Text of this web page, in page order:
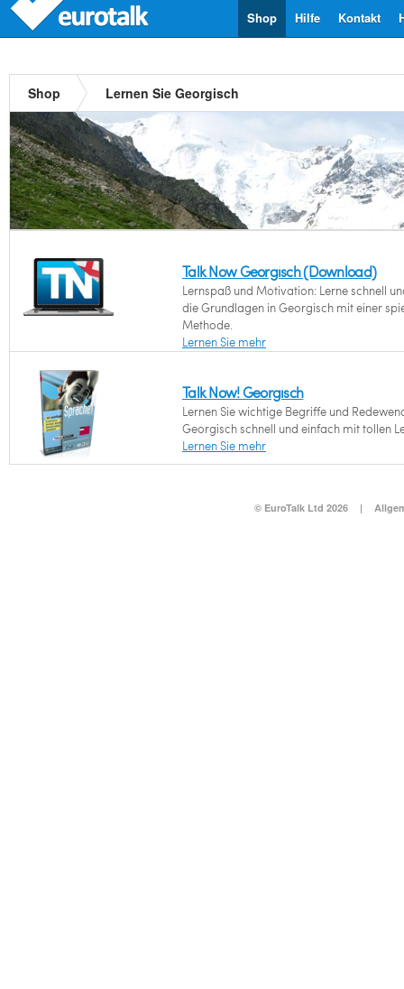
Kontakt
Hilfe
Shop
Shop Lernen Sie Georgisch
Talk Now Georgisch (Download)
Lernspaß und Motivation: Lerne schnell
die Grundlagen in Georgisch mit einer
Methode.
Lernen Sie mehr
Talk Now! Georgisch
Lernen Sie wichtige Begriffe und
Georgisch schnell und einfach mit tollen
Lernen Sie mehr
© EuroTalk Ltd 2026 |